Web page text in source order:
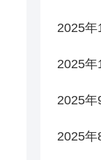
2025年
2025年
2025年
2025年